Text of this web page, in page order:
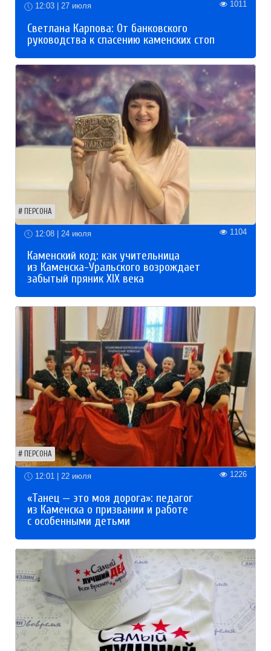
12:03 | 27 июля 1011
Светлана Карпова: От банковского
руководства к спасению каменских стоп
ПЕРСОНА
12:08 | 24 июля 1104
Каменский код: как учительница
из Каменска-Уральского возрождает
забытый пряник XIX века
ПЕРСОНА
12:01 | 22 июля 1226
«Танец — это моя дорога»: педагог
из Каменска о призвании и работе
с особенными детьми